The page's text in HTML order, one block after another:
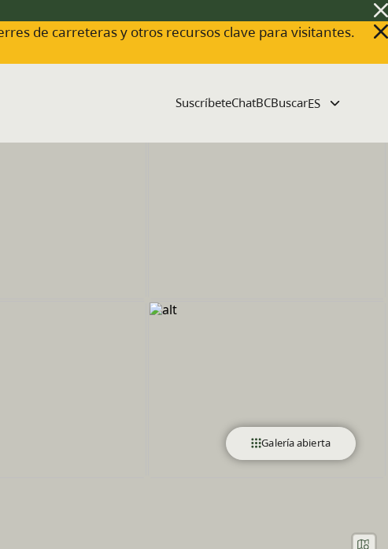
de carreteras y otros recursos clave para visitantes.
SuscríbeteChatBCBuscar
Galería abierta